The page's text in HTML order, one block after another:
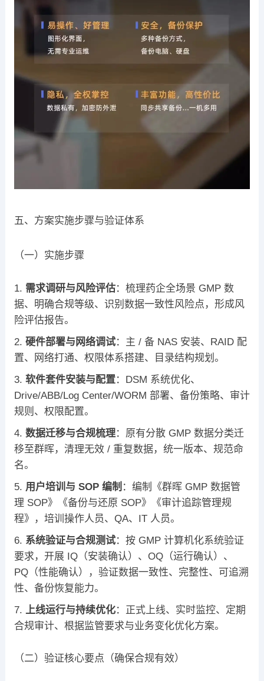
五、方案实施步骤与验证体系
（一）实施步骤
需求调研与风险评估：梳理药企全场景 GMP 数
据、明确合规等级、识别数据一致性风险点，形成风
险评估报告。
硬件部署与网络调试：主 / 备 NAS 安装、RAID 配
置、网络打通、权限体系搭建、目录结构规划。
软件套件安装与配置：DSM 系统优化、
Drive/ABB/Log Center/WORM 部署、备份策略、审计
规则、权限配置。
数据迁移与合规梳理：原有分散 GMP 数据分类迁
移至群晖，清理无效 / 重复数据，统一版本、规范命
名。
用户培训与 SOP 编制 ：编制《群晖 GMP 数据管
理 SOP》《备份与还原 SOP》《审计追踪管理规
程》，培训操作人员、QA、IT 人员。
系统验证与合规测试：按 GMP 计算机化系统验证
要求，开展 IQ（安装确认）、OQ（运行确认）、
PQ（性能确认），验证数据一致性、完整性、可追溯
性、备份恢复能力。
上线运行与持续优化：正式上线、实时监控、定期
合规审计、根据监管要求与业务变化优化方案。
（二）验证核心要点（确保合规有效）